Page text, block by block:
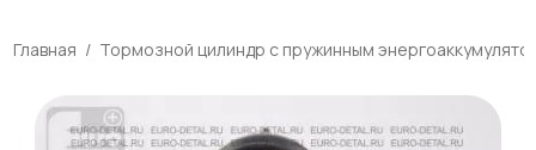
Главная Тормозной цилиндр с пружинным